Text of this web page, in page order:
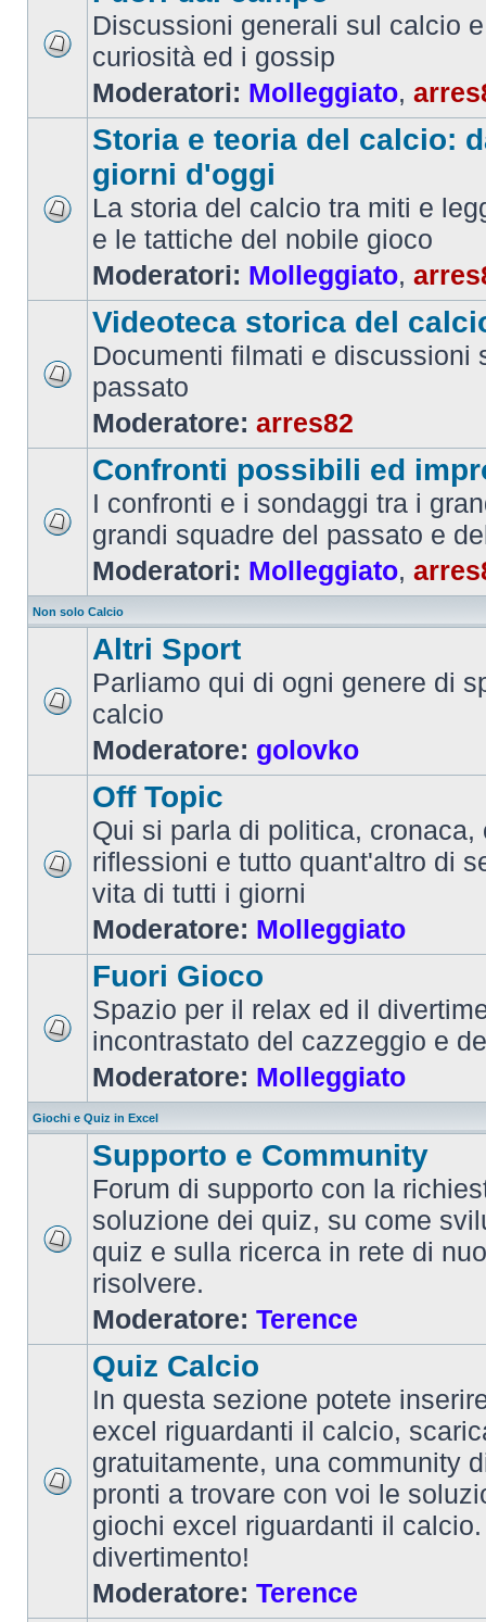
Discussioni generali sul calcio
curiosità ed i gossip
Moderatori: Molleggiato,
Storia e teoria del calcio:
giorni d'oggi
La storia del calcio tra miti e
e le tattiche del nobile gioco
Moderatori: Molleggiato,
Videoteca storica del
Documenti filmati e discussioni
passato
Moderatore: arres82
Confronti possibili ed
I confronti e i sondaggi tra i
grandi squadre del passato e
Moderatori: Molleggiato,
Non solo Calcio
Altri Sport
Parliamo qui di ogni genere di
calcio
Moderatore: golovko
Off Topic
Qui si parla di politica, cronaca,
riflessioni e tutto quant'altro di
vita di tutti i giorni
Moderatore: Molleggiato
Fuori Gioco
Spazio per il relax ed il
incontrastato del cazzeggio e
Moderatore: Molleggiato
Giochi e Quiz in Excel
Supporto e Community
Forum di supporto con la
soluzione dei quiz, su come
quiz e sulla ricerca in rete di
risolvere.
Moderatore: Terence
Quiz Calcio
In questa sezione potete
excel riguardanti il calcio,
gratuitamente, una community
pronti a trovare con voi le
giochi excel riguardanti il
divertimento!
Moderatore: Terence